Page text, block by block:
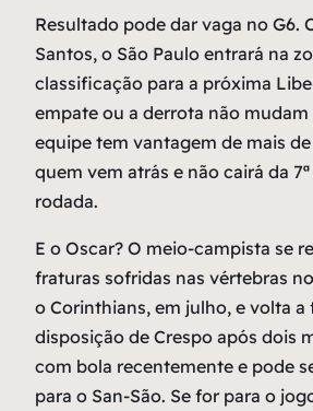
Resultado pode dar vaga no G6.
Santos, o São Paulo entrará na
classificação para a próxima
empate ou a derrota não
equipe tem vantagem de mais
quem vem atrás e não cairá da
rodada.
E o Oscar? O meio-campista se
fraturas sofridas nas vértebras
o Corinthians, em julho, e volta a
disposição de Crespo após dois
com bola recentemente e pode
para o San-São. Se for para o